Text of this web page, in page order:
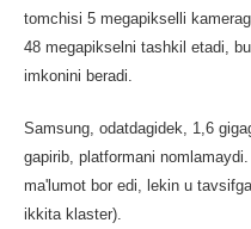
tomchisi 5 megapikselli
48 megapikselni tashkil etadi,
imkonini beradi.
Samsung, odatdagidek, 1,6
gapirib, platformani
ma'lumot bor edi, lekin u
ikkita klaster).